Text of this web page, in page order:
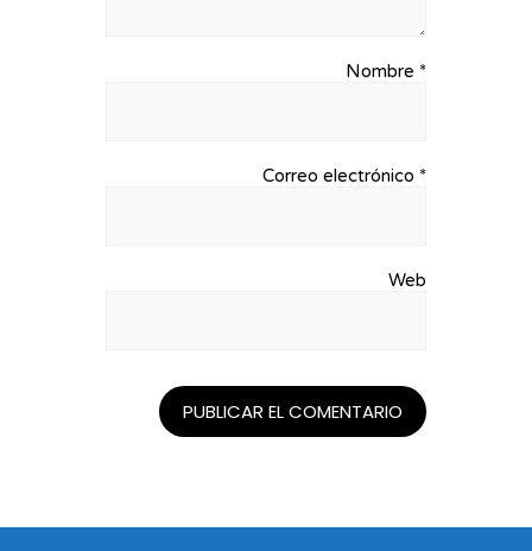
Nombre *
Correo electrónico *
Web